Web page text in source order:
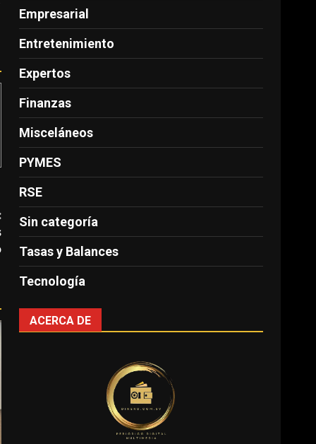
Empresarial
Entretenimiento
Expertos
Finanzas
Misceláneos
PYMES
RSE
Sin categoría
Tasas y Balances
Tecnología
ACERCA DE